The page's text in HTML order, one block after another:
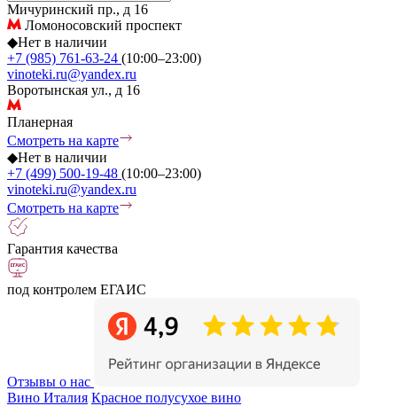
Мичуринский пр., д 16
Ломоносовский проспект
◆Нет в наличии
+7 (985) 761-63-24 (10:00–23:00)
vinoteki.ru@yandex.ru
Воротынская ул., д 16
Планерная
Смотреть на карте
◆Нет в наличии
+7 (499) 500-19-48 (10:00–23:00)
vinoteki.ru@yandex.ru
Смотреть на карте
Гарантия качества
под контролем ЕГАИС
Отзывы о нас
Вино Италия Красное полусухое вино